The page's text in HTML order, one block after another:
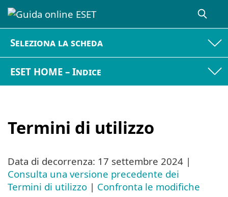
Seleziona la scheda
ESET HOME – Indice
Termini di utilizzo
Data di decorrenza: 17 settembre 2024 |
Consulta una versione precedente dei
Termini di utilizzo | Confronta le modifiche